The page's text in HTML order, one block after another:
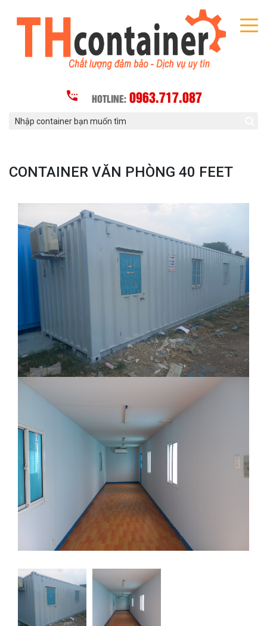
HOTLINE:0963.717.087
CONTAINER VĂN PHÒNG 40 FEET